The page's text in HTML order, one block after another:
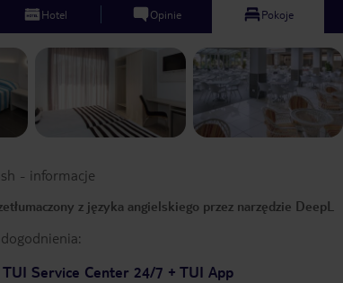
Hotel Opinie Pokoje
- informacje
z języka angielskiego przez narzędzie DeepL
TUI Service Center 24/7 + TUI App